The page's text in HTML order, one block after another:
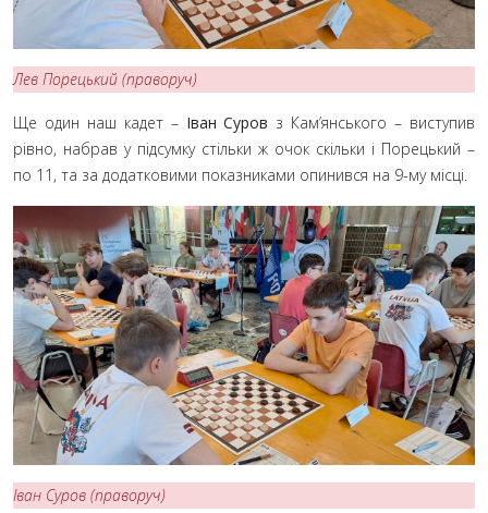
Лев Порецький (праворуч)
Ще один наш кадет – Іван Суров з Кам’янського – виступив
рівно, набрав у підсумку стільки ж очок скільки і Порецький –
по 11, та за додатковими показниками опинився на 9-му місці.
Іван Суров (праворуч)